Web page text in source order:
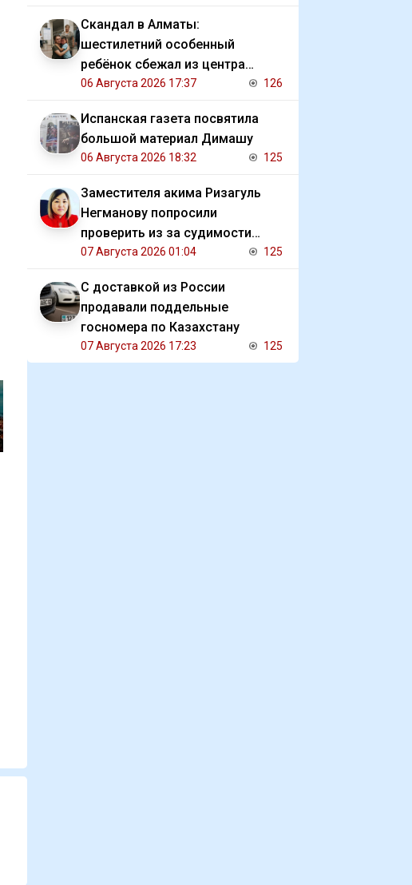
Скандал в Алматы:
шестилетний особенный
ребёнок сбежал из центра
реабилитации и потерялся
06 Августа 2026 17:37 126
Испанская газета посвятила
большой материал Димашу
06 Августа 2026 18:32 125
Заместителя акима Ризагуль
Негманову попросили
проверить из за судимости
сестры
07 Августа 2026 01:04 125
С доставкой из России
продавали поддельные
госномера по Казахстану
07 Августа 2026 17:23 125